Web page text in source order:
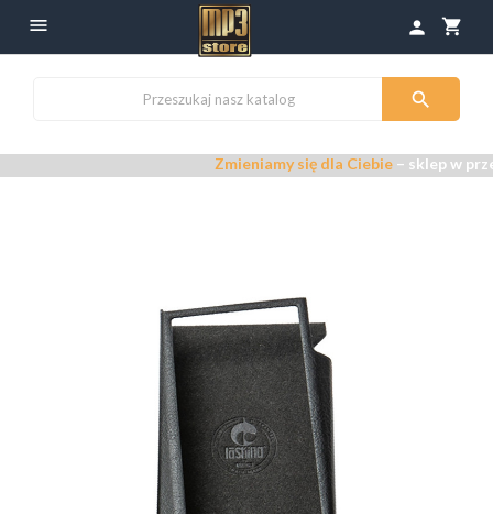
 shopping_cart
person

Zmieniamy się dla Ciebie– sklep w